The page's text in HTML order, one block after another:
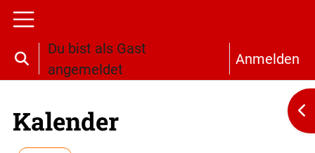
Zum Hauptinhalt
Website-Übersicht
Sucheingabe umschalten
Du bist als Gast
angemeldet
Anmelden
Kalender